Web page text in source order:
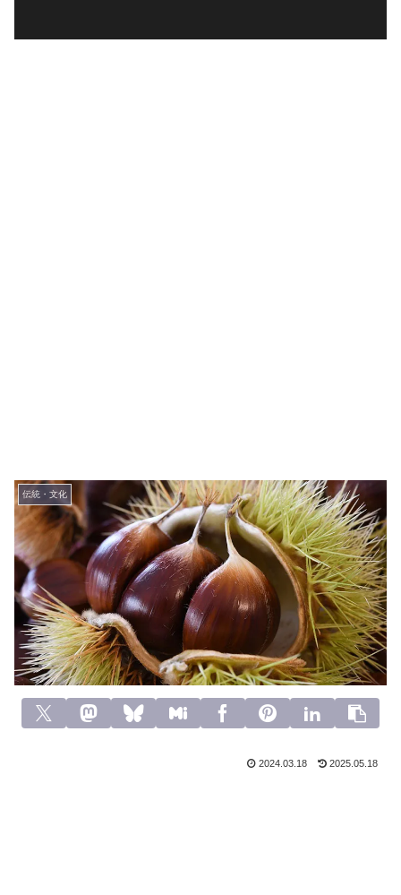
伝統・文化
2024.03.18 2025.05.18